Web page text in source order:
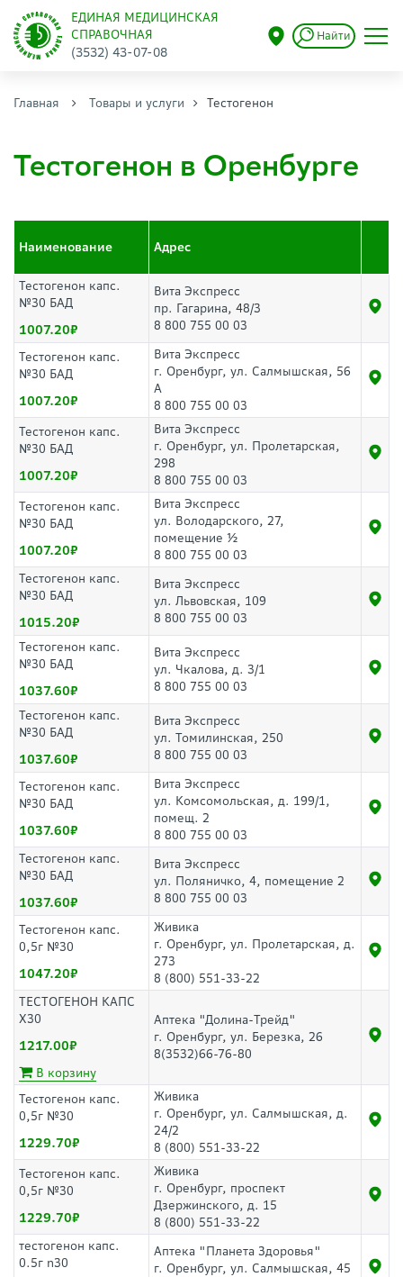
ЕДИНАЯ МЕДИЦИНСКАЯ
СПРАВОЧНАЯ
(3532) 43-07-08
Найти
Главная Товары и услуги Тестогенон
Тестогенон в Оренбурге
Наименование Адрес
Тестогенон капс.
№30 БАД
1007.20
Вита Экспресс
пр. Гагарина, 48/3
8 800 755 00 03
Тестогенон капс.
№30 БАД
1007.20
Вита Экспресс
г. Оренбург, ул. Салмышская, 56
А
8 800 755 00 03
Тестогенон капс.
№30 БАД
1007.20
Вита Экспресс
г. Оренбург, ул. Пролетарская,
298
8 800 755 00 03
Тестогенон капс.
№30 БАД
1007.20
Вита Экспресс
ул. Володарского, 27,
помещение ½
8 800 755 00 03
Тестогенон капс.
№30 БАД
1015.20
Вита Экспресс
ул. Львовская, 109
8 800 755 00 03
Тестогенон капс.
№30 БАД
1037.60
Вита Экспресс
ул. Чкалова, д. 3/1
8 800 755 00 03
Тестогенон капс.
№30 БАД
1037.60
Вита Экспресс
ул. Томилинская, 250
8 800 755 00 03
Тестогенон капс.
№30 БАД
1037.60
Вита Экспресс
ул. Комсомольская, д. 199/1,
помещ. 2
8 800 755 00 03
Тестогенон капс.
№30 БАД
1037.60
Вита Экспресс
ул. Поляничко, 4, помещение 2
8 800 755 00 03
Тестогенон капс.
0,5г №30
1047.20
Живика
г. Оренбург, ул. Пролетарская, д.
273
8 (800) 551-33-22
ТЕСТОГЕНОН КАПС
Х30
1217.00
В корзину
Аптека "Долина-Трейд"
г. Оренбург, ул. Березка, 26
8(3532)66-76-80
Тестогенон капс.
0,5г №30
1229.70
Живика
г. Оренбург, ул. Салмышская, д.
24/2
8 (800) 551-33-22
Тестогенон капс.
0,5г №30
1229.70
Живика
г. Оренбург, проспект
Дзержинского, д. 15
8 (800) 551-33-22
тестогенон капс.
0.5г n30
Аптека "Планета Здоровья"
г. Оренбург, ул. Салмышская, 45